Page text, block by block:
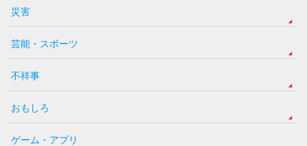
災害
芸能・スポーツ
不祥事
おもしろ
ゲーム・アプリ